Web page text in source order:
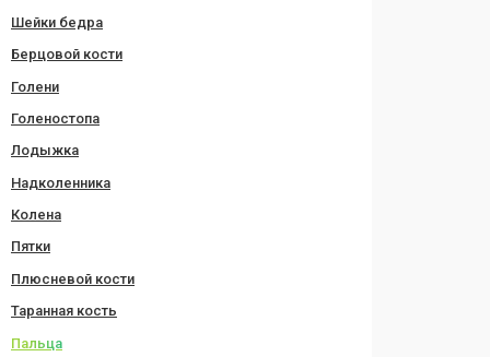
Шейки бедра
Берцовой кости
Голени
Голеностопа
Лодыжка
Надколенника
Колена
Пятки
Плюсневой кости
Таранная кость
Пальца